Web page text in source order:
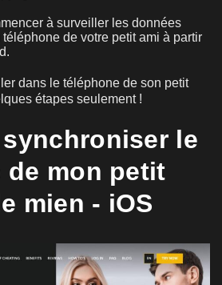
à surveiller les données
de votre petit ami à partir
dans le téléphone de son petit
étapes seulement !
le
de mon petit
mien - iOS